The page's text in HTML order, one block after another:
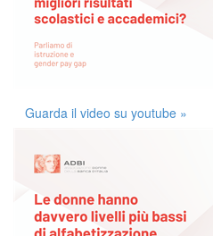
Guarda il video su youtube »